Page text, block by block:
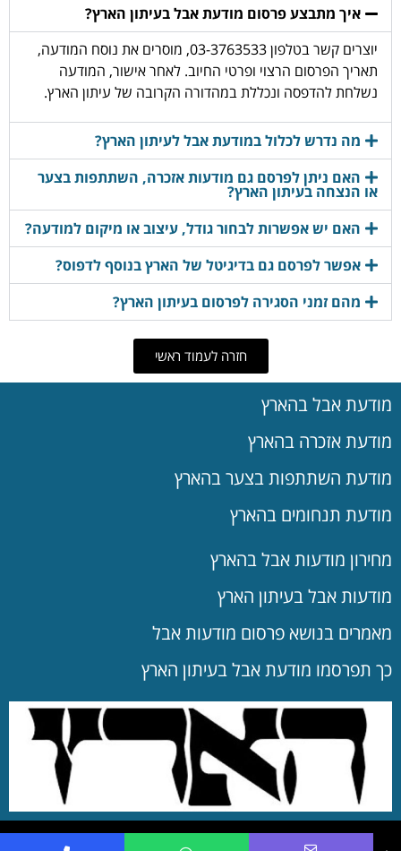
איך מתבצע פרסום מודעת אבל בעיתון הארץ?
יוצרים קשר בטלפון 03-3763533, מוסרים את נוסח המודעה,
תאריך הפרסום הרצוי ופרטי החיוב. לאחר אישור, המודעה
נשלחת להדפסה ונכללת במהדורה הקרובה של עיתון הארץ.
מה נדרש לכלול במודעת אבל לעיתון הארץ?
האם ניתן לפרסם גם מודעות אזכרה, השתתפות בצער
או הנצחה בעיתון הארץ?
האם יש אפשרות לבחור גודל, עיצוב או מיקום למודעה?
אפשר לפרסם גם בדיגיטל של הארץ בנוסף לדפוס?
מהם זמני הסגירה לפרסום בעיתון הארץ?
חזרה לעמוד ראשי
מודעת אבל בהארץ
מודעת אזכרה בהארץ
מודעת השתתפות בצער בהארץ
מודעת תנחומים בהארץ
מחירון מודעות אבל בהארץ
מודעות אבל בעיתון הארץ
מאמרים בנושא פרסום מודעות אבל
כך תפרסמו מודעת אבל בעיתון הארץ
© כל הזכויות שמורות לאקטיב ויז'ן | מודעות 24 שעות